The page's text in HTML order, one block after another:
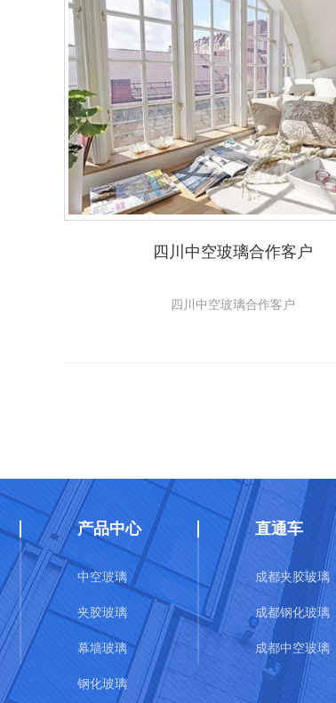
四川中空玻璃合作客户
四川中空玻璃合作客户
产品中心
中空玻璃
夹胶玻璃
幕墙玻璃
钢化玻璃
直通车
成都夹胶玻璃
成都钢化玻璃
成都中空玻璃